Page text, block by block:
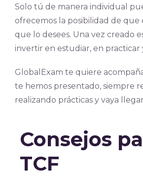
Solo tú de manera individual
ofrecemos la posibilidad de que
que lo desees. Una vez creado
invertir en estudiar, en practicar
GlobalExam te quiere
te hemos presentado, siempre
realizando prácticas y vaya
Consejos
TCF